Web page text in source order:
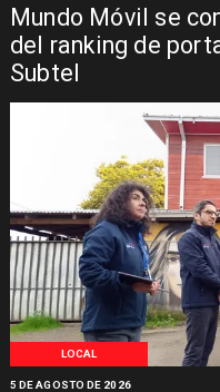
Mundo Móvil se
del ranking de
Subtel
LOCAL
5 DE AGOSTO DE 2026